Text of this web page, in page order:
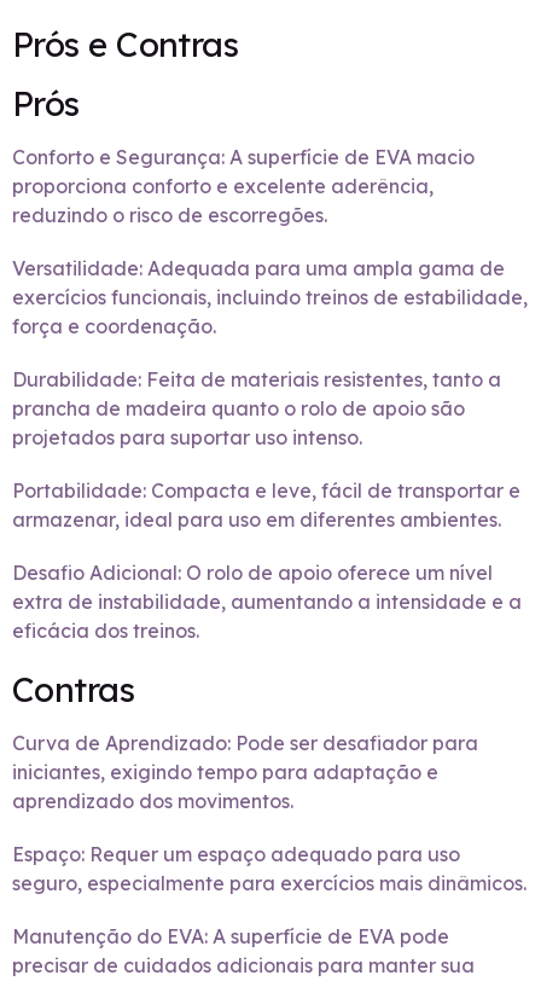
Prós e Contras
Prós
Conforto e Segurança: A superfície de EVA macio
proporciona conforto e excelente aderência,
reduzindo o risco de escorregões.
Versatilidade: Adequada para uma ampla gama de
exercícios funcionais, incluindo treinos de estabilidade,
força e coordenação.
Durabilidade: Feita de materiais resistentes, tanto a
prancha de madeira quanto o rolo de apoio são
projetados para suportar uso intenso.
Portabilidade: Compacta e leve, fácil de transportar e
armazenar, ideal para uso em diferentes ambientes.
Desafio Adicional: O rolo de apoio oferece um nível
extra de instabilidade, aumentando a intensidade e a
eficácia dos treinos.
Contras
Curva de Aprendizado: Pode ser desafiador para
iniciantes, exigindo tempo para adaptação e
aprendizado dos movimentos.
Espaço: Requer um espaço adequado para uso
seguro, especialmente para exercícios mais dinâmicos.
Manutenção do EVA: A superfície de EVA pode
precisar de cuidados adicionais para manter sua